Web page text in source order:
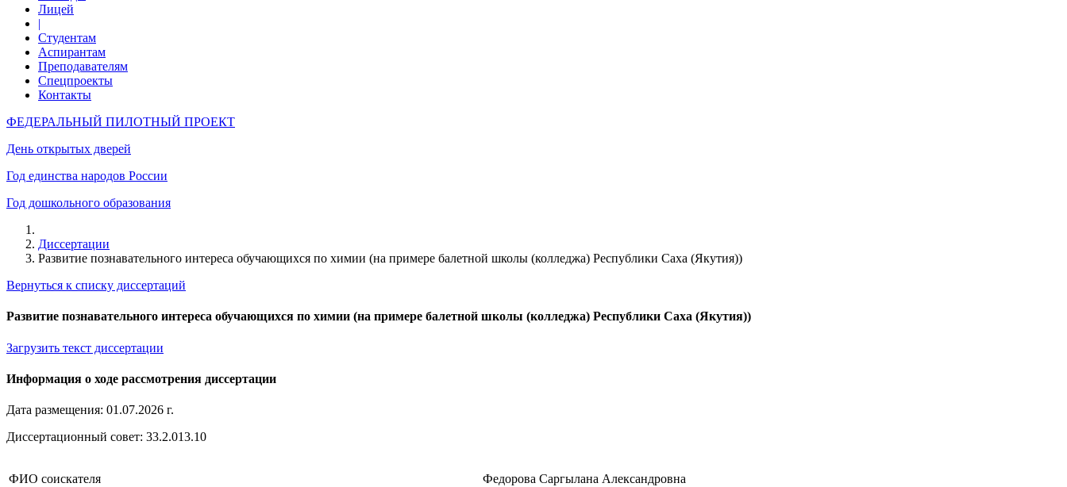
Лицей
|
Студентам
Аспирантам
Преподавателям
Спецпроекты
Контакты
ФЕДЕРАЛЬНЫЙ ПИЛОТНЫЙ ПРОЕКТ
День открытых дверей
Год единства народов России
Год дошкольного образования
Диссертации
Развитие познавательного интереса обучающихся по химии (на примере балетной школы (колледжа) Республики Саха (Якутия))
Вернуться к списку диссертаций
Развитие познавательного интереса обучающихся по химии (на примере балетной школы (колледжа) Республики Саха (Якутия))
Загрузить текст диссертации
Информация о ходе рассмотрения диссертации
Дата размещения: 01.07.2026 г.
Диссертационный совет: 33.2.013.10
ФИО соискателя Федорова Саргылана Александровна